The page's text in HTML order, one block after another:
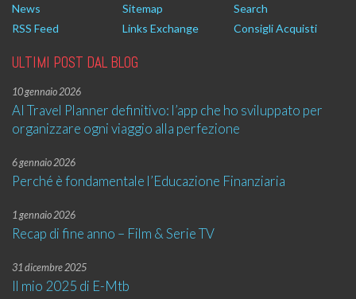
News
Sitemap
Search
RSS Feed
Links Exchange Consigli Acquisti
ULTIMI POST DAL BLOG
10 gennaio 2026
AI Travel Planner definitivo: l’app che ho sviluppato per
organizzare ogni viaggio alla perfezione
6 gennaio 2026
Perché è fondamentale l’Educazione Finanziaria
1 gennaio 2026
Recap di fine anno – Film & Serie TV
31 dicembre 2025
Il mio 2025 di E-Mtb